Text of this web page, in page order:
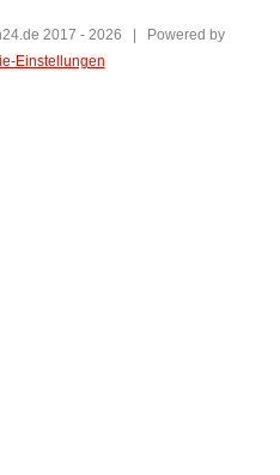
2017 - 2026 | Powered by
Einstellungen